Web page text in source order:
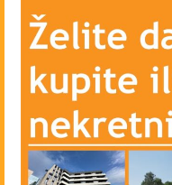
– Klima uređaj
– Blindirana vrata i
– Lift
– Priključke
interneta